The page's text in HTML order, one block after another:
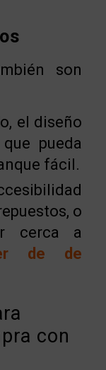
son
el diseño
pueda
fácil.
o
cerca a
de de
con